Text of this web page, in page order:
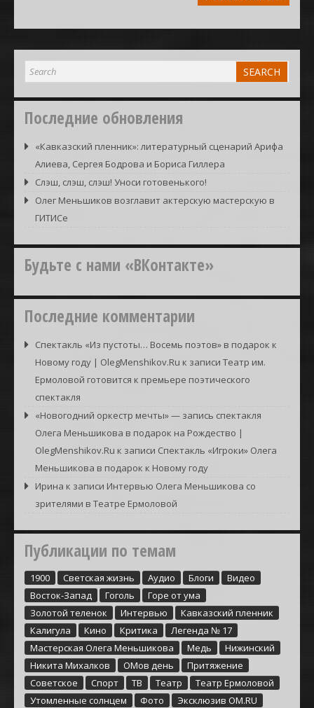
Последние обновления
«Кавказский пленник»: литературный сценарий Арифа
Алиева, Сергея Бодрова и Бориса Гиллера
Слэш, слэш, слэш! Уноси готовенького!
Олег Меньшиков возглавит актерскую мастерскую в
ГИТИСе
Будьте с нами «ВКонтакте»
Последние комментарии
Спектакль «Из пустоты… Восемь поэтов» в подарок к
Новому году | OlegMenshikov.Ru к записи Театр им.
Ермоловой готовится к премьере поэтического
спектакля
«Новогодний оркестр мечты» — запись спектакля
Олега Меньшикова в подарок на Рождество |
OlegMenshikov.Ru к записи Спектакль «Игроки» Олега
Меньшикова в подарок к Новому году
Ирина к записи Интервью Олега Меньшикова со
зрителями в Театре Ермоловой
Публикации по темам
1900 Cветская жизнь Аудио Блоги
Видео
Восток-Запад
Гоголь
Горе от ума
Золотой теленок
Интервью
Кавказский пленник
Калигула
Кино Критика
Легенда № 17
Мастерская Олега Меньшикова
Медь
Нижинский
Никита Михалков
ОМов день
Притяжение
Советское
Спорт ТВ Театр
Театр Ермоловой
Утомленные солнцем
Фото Эксклюзив ОМ.RU